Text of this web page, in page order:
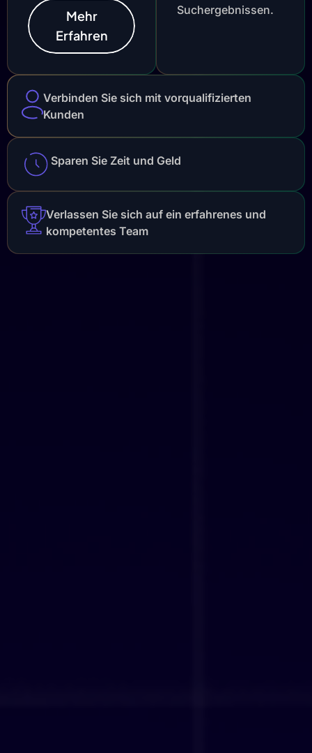
Mehr
Erfahren
Suchergebnissen.
Verbinden Sie sich mit vorqualifizierten
Kunden
Sparen Sie Zeit und Geld
Verlassen Sie sich auf ein erfahrenes und
kompetentes Team